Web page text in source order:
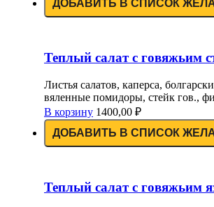
ДОБАВИТЬ В СПИСОК
Теплый салат с говяжьим
Листья салатов, каперса,
вяленные помидоры, стейк гов.,
В корзину 1400,00 ₽
ДОБАВИТЬ В СПИСОК
Теплый салат с говяжьим